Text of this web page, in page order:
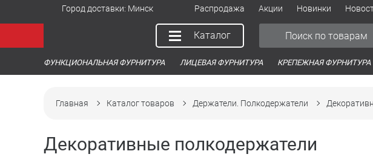
Город доставки: Минск Распродажа Акции Новинки
Каталог
ФУНКЦИОНАЛЬНАЯ ФУРНИТУРА ЛИЦЕВАЯ ФУРНИТУРА КРЕПЕЖНАЯ ФУРНИТУРА
Главная Каталог товаров Держатели. Полкодержатели
Декоративные полкодержатели